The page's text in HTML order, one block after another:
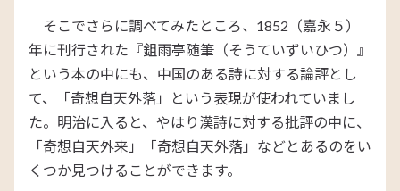
そこでさらに調べてみたところ、1852（嘉永５）
年に刊行された『鉏雨亭随筆（そうていずいひつ）』
という本の中にも、中国のある詩に対する論評とし
て、「奇想自天外落」という表現が使われていまし
た。明治に入ると、やはり漢詩に対する批評の中に、
「奇想自天外来」「奇想自天外落」などとあるのをい
くつか見つけることができます。